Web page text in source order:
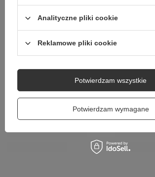
Zadaj pytanie a my odpowiemy niezwłocznie,
najciekawsze pytania i odpowiedzi publikując
dla innych.Analityczne pliki cookie
Reklamowe pliki cookie
Potwierdzam wymagane
Potwierdzam wszystkie